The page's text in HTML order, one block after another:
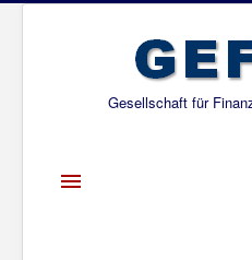
Gesellschaft für
Toggle